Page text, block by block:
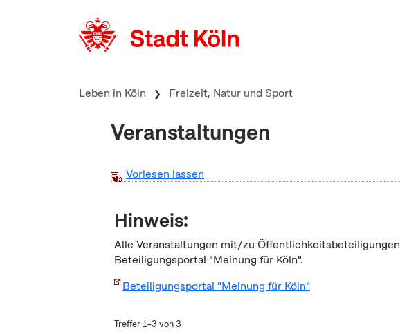
Leben in Köln Freizeit, Natur und Sport
Veranstaltungen
Vorlesen lassen
Hinweis:
Alle Veranstaltungen mit/zu
Beteiligungsportal "Meinung für Köln".
Beteiligungsportal "Meinung für Köln"
Treffer 1–3 von 3